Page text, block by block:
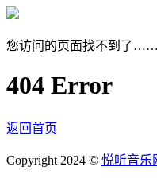
您访问的页面找不到了……
404 Error
返回首页
Copyright 2024 © 悦听音乐